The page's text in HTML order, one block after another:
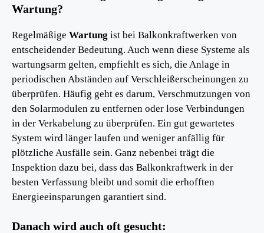
Wartung?
Regelmäßige Wartung ist bei Balkonkraftwerken von
entscheidender Bedeutung. Auch wenn diese Systeme als
wartungsarm gelten, empfiehlt es sich, die Anlage in
periodischen Abständen auf Verschleißerscheinungen zu
überprüfen. Häufig geht es darum, Verschmutzungen von
den Solarmodulen zu entfernen oder lose Verbindungen
in der Verkabelung zu überprüfen. Ein gut gewartetes
System wird länger laufen und weniger anfällig für
plötzliche Ausfälle sein. Ganz nebenbei trägt die
Inspektion dazu bei, dass das Balkonkraftwerk in der
besten Verfassung bleibt und somit die erhofften
Energieeinsparungen garantiert sind.
Danach wird auch oft gesucht: